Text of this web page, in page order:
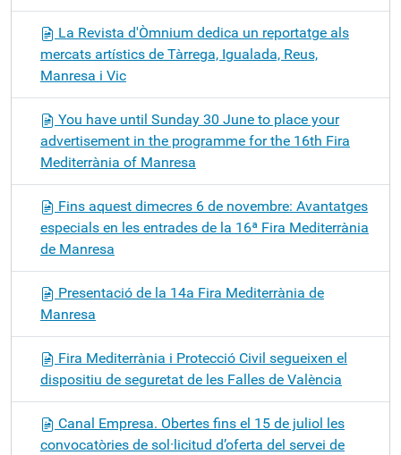
La Revista d'Òmnium dedica un reportatge als
mercats artístics de Tàrrega, Igualada, Reus,
Manresa i Vic
You have until Sunday 30 June to place your
advertisement in the programme for the 16th Fira
Mediterrània of Manresa
Fins aquest dimecres 6 de novembre: Avantatges
especials en les entrades de la 16ª Fira Mediterrània
de Manresa
Presentació de la 14a Fira Mediterrània de
Manresa
Fira Mediterrània i Protecció Civil segueixen el
dispositiu de seguretat de les Falles de València
Canal Empresa. Obertes fins el 15 de juliol les
convocatòries de sol·licitud d’oferta del servei de